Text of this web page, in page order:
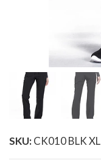
SKU:CK010 BLK XL